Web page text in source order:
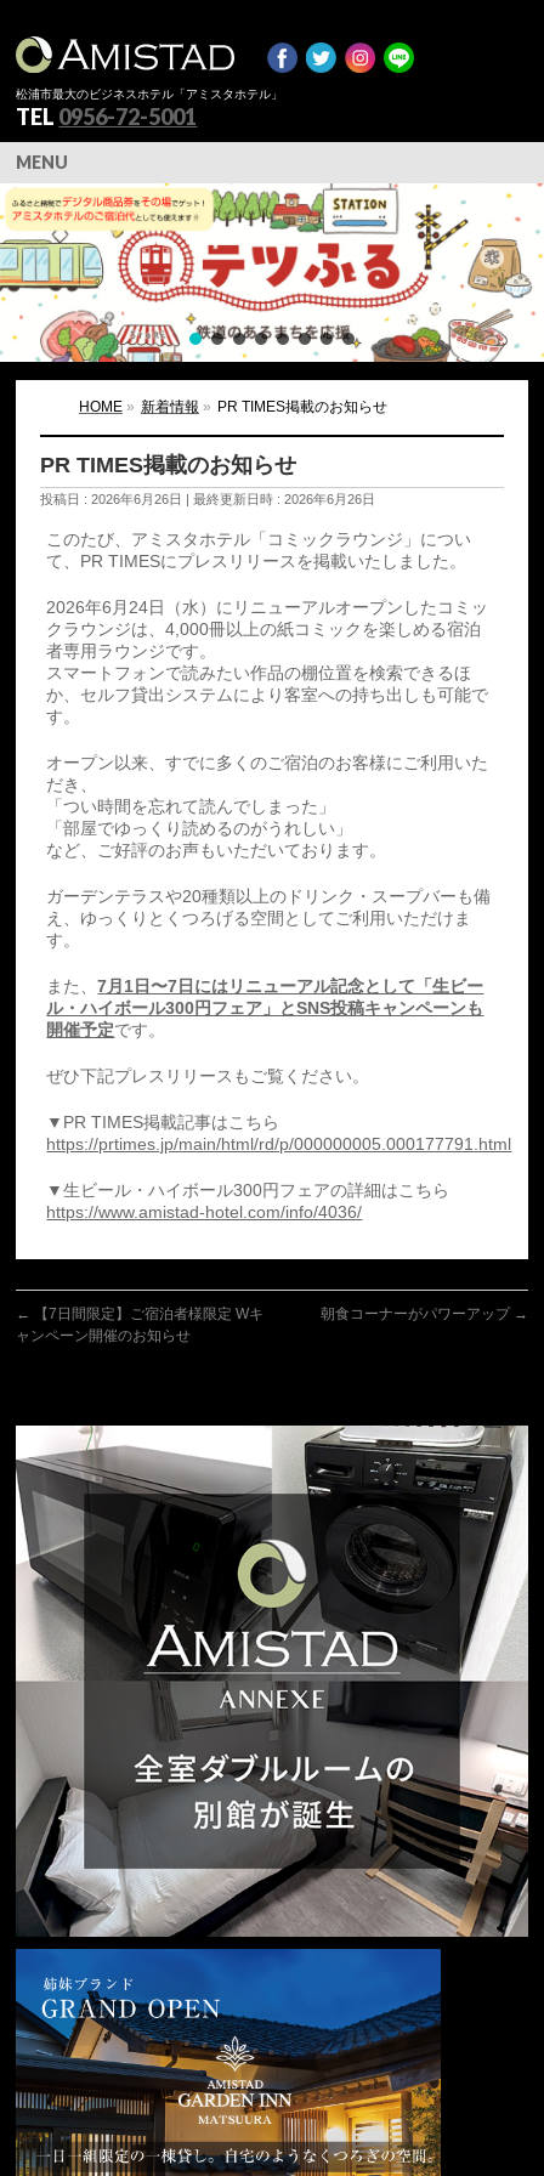
松浦市最大のビジネスホテル「アミスタホテル」
TEL 0956-72-5001
MENU
HOME» 新着情報 » PR TIMES掲載のお知らせ
PR TIMES掲載のお知らせ
投稿日 : 2026年6月26日 最終更新日時 : 2026年6月26日
このたび、アミスタホテル「コミックラウンジ」につい
て、PR TIMESにプレスリリースを掲載いたしました。
2026年6月24日（水）にリニューアルオープンしたコミッ
クラウンジは、4,000冊以上の紙コミックを楽しめる宿泊
者専用ラウンジです。
スマートフォンで読みたい作品の棚位置を検索できるほ
か、セルフ貸出システムにより客室への持ち出しも可能で
す。
オープン以来、すでに多くのご宿泊のお客様にご利用いた
だき、
「つい時間を忘れて読んでしまった」
「部屋でゆっくり読めるのがうれしい」
など、ご好評のお声もいただいております。
ガーデンテラスや20種類以上のドリンク・スープバーも備
え、ゆっくりとくつろげる空間としてご利用いただけま
す。
また、7月1日〜7日にはリニューアル記念として「生ビー
ル・ハイボール300円フェア」とSNS投稿キャンペーンも
開催予定です。
ぜひ下記プレスリリースもご覧ください。
▼PR TIMES掲載記事はこちら
https://prtimes.jp/main/html/rd/p/000000005.000177791.html
▼生ビール・ハイボール300円フェアの詳細はこちら
https://www.amistad-hotel.com/info/4036/
←
【7日間限定】ご宿泊者様限定 Wキ
ャンペーン開催のお知らせ
朝食コーナーがパワーアップ →